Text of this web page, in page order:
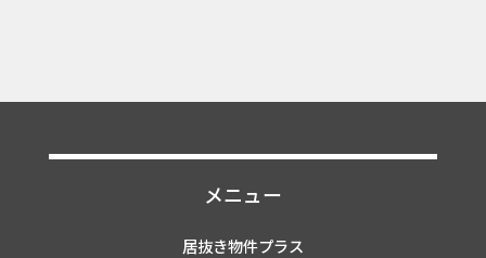
メニュー
居抜き物件プラス